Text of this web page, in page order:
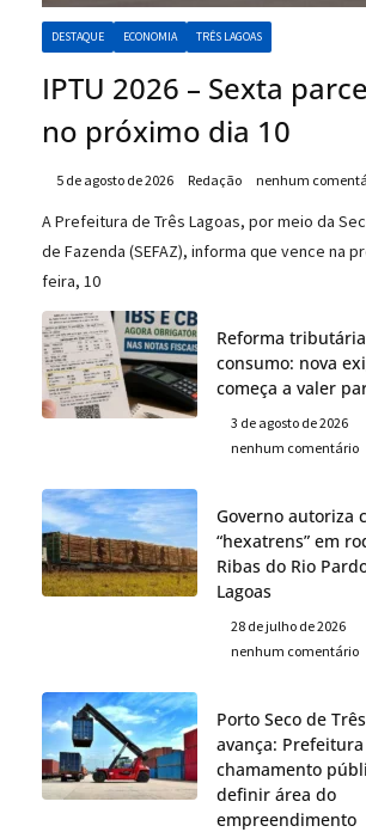
DESTAQUE ECONOMIA TRÊS LAGOAS
IPTU 2026 – Sexta
no próximo dia 10
5 de agosto de 2026 Redação nenhum
A Prefeitura de Três Lagoas, por meio da
de Fazenda (SEFAZ), informa que vence na
feira, 10
Reforma
consumo: nova
começa a valer
3 de agosto de 2026
nenhum comentário
Governo autoriza
“hexatrens” em
Ribas do Rio
Lagoas
28 de julho de 2026
nenhum comentário
Porto Seco de
avança:
chamamento
definir área do
empreendimento